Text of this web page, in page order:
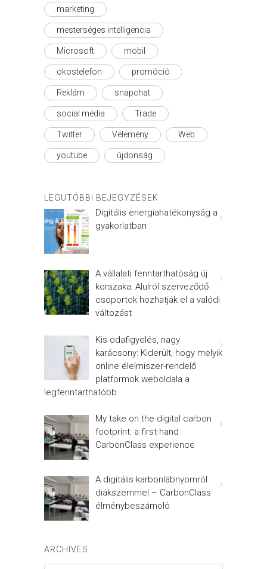
marketing
mesterséges intelligencia
Microsoft mobil
okostelefon promóció
Reklám snapchat
social média Trade
Twitter Vélemény Web
youtube újdonság
LEGUTÓBBI BEJEGYZÉSEK
Digitális energiahatékonyság a
gyakorlatban
A vállalati fenntarthatóság új
korszaka: Alulról szerveződő
csoportok hozhatják el a valódi
változást
Kis odafigyelés, nagy
karácsony: Kiderült, hogy melyik
online élelmiszer-rendelő
platformok weboldala a
legfenntarthatóbb
My take on the digital carbon
footprint: a first-hand
CarbonClass experience
A digitális karbonlábnyomról
diákszemmel – CarbonClass
élménybeszámoló
ARCHIVES